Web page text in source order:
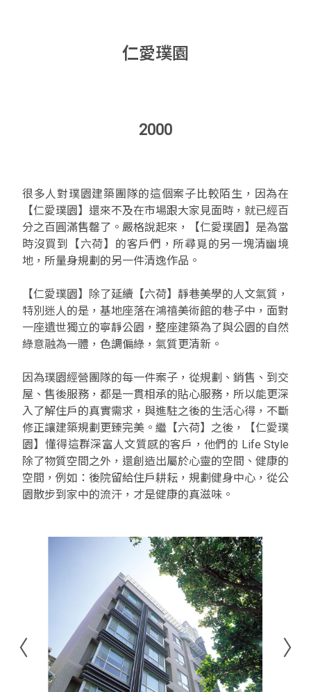
仁愛璞園
2000
很多人對璞園建築團隊的這個案子比較陌生，因為在
【仁愛璞園】還來不及在市場跟大家見面時，就已經百
分之百圓滿售罄了。嚴格說起來，【仁愛璞園】是為當
時沒買到【六荷】的客戶們，所尋覓的另一塊清幽境
地，所量身規劃的另一件清逸作品。
【仁愛璞園】除了延續【六荷】靜巷美學的人文氣質，
特別迷人的是，基地座落在鴻禧美術館的巷子中，面對
一座遺世獨立的寧靜公園，整座建築為了與公園的自然
綠意融為一體，色調偏綠，氣質更清新。
因為璞園經營團隊的每一件案子，從規劃、銷售、到交
屋、售後服務，都是一貫相承的貼心服務，所以能更深
入了解住戶的真實需求，與進駐之後的生活心得，不斷
修正讓建築規劃更臻完美。繼【六荷】之後，【仁愛璞
園】懂得這群深富人文質感的客戶，他們的 Life Style
除了物質空間之外，還創造出屬於心靈的空間、健康的
空間，例如：後院留給住戶耕耘，規劃健身中心，從公
園散步到家中的流汗，才是健康的真滋味。